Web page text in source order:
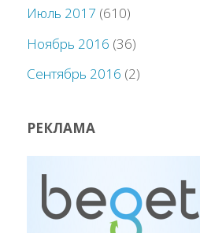
Июль 2017 (610)
Ноябрь 2016 (36)
Сентябрь 2016 (2)
РЕКЛАМА